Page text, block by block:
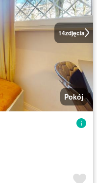
14zdjęcia
Pokój